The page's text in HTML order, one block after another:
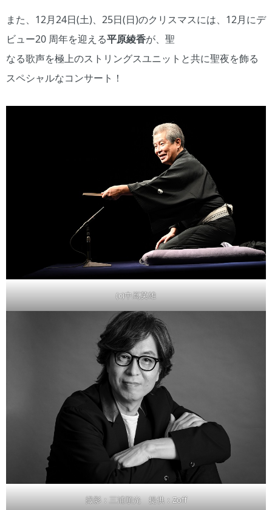
また、12月24日(土)、25日(日)のクリスマスには、12月にデ
ビュー20 周年を迎える平原綾香が、聖
なる歌声を極上のストリングスユニットと共に聖夜を飾る
スペシャルなコンサート！
(c)中嶌英雄
撮影：三浦順光 提供：Zoff